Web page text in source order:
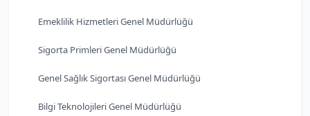
Emeklilik Hizmetleri Genel Müdürlüğü
Sigorta Primleri Genel Müdürlüğü
Genel Sağlık Sigortası Genel Müdürlüğü
Bilgi Teknolojileri Genel Müdürlüğü